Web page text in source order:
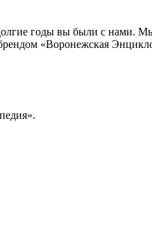
годы вы были с
«Воронежская